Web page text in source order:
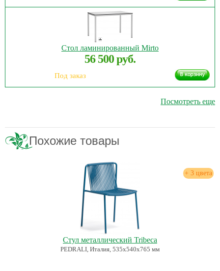
Стол ламинированный Mirto
56 500 руб.
Под заказ
Посмотреть еще
Похожие товары
+ 3 цвета
Стул металлический Tribeca
PEDRALI, Италия, 535х540х765 мм